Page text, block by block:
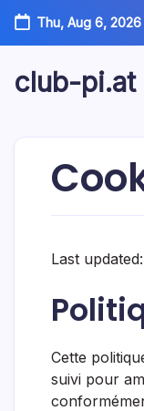
Skip
content
Thu, Aug 6, 2026
club-pi.at
Last
Cette
suivi pour